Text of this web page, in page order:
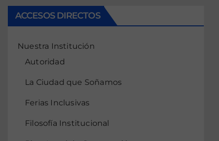
ACCESOS DIRECTOS
Nuestra Institución
Autoridad
La Ciudad que Soñamos
Ferias Inclusivas
Filosofía Institucional